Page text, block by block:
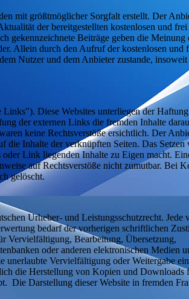
mit größtmöglicher Sorgfalt erstellt. Der
der bereitgestellten kostenlosen und frei
gekennzeichnete Beiträge geben die Meinung
Allein durch den Aufruf der kostenlosen und
Nutzer und dem Anbieter zustande, insoweit
Diese Websites unterliegen der
der externen Links die fremden Inhalte
keine Rechtsverstöße ersichtlich. Der
Inhalte der verknüpften Seiten. Das Setzen
Link liegenden Inhalte zu Eigen macht.
auf Rechtsverstöße nicht zumutbar. Bei
gelöscht.
Urheber- und Leistungsschutzrecht. Jede
bedarf der vorherigen schriftlichen
Vervielfältigung, Bearbeitung, Übersetzung,
oder anderen elektronischen Medien
unerlaubte Vervielfältigung oder Weitergabe
die Herstellung von Kopien und Downloads
Die Darstellung dieser Website in fremden